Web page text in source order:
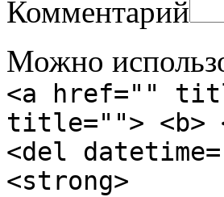
Комментарий
Можно
<a href=""
title=""> <b>
<del
<strong>